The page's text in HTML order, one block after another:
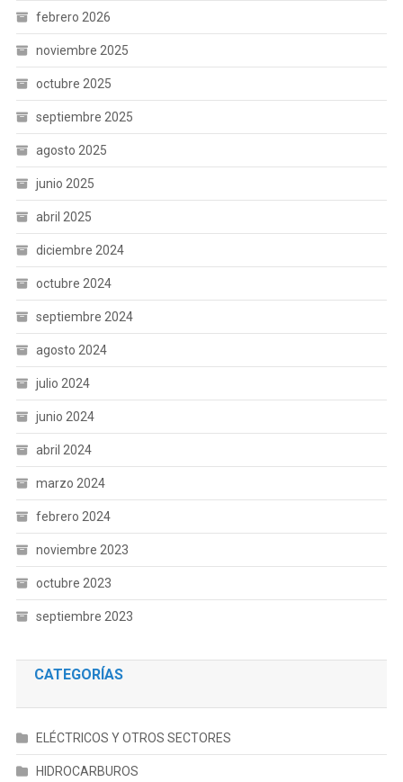
febrero 2026
noviembre 2025
octubre 2025
septiembre 2025
agosto 2025
junio 2025
abril 2025
diciembre 2024
octubre 2024
septiembre 2024
agosto 2024
julio 2024
junio 2024
abril 2024
marzo 2024
febrero 2024
noviembre 2023
octubre 2023
septiembre 2023
CATEGORÍAS
ELÉCTRICOS Y OTROS SECTORES
HIDROCARBUROS